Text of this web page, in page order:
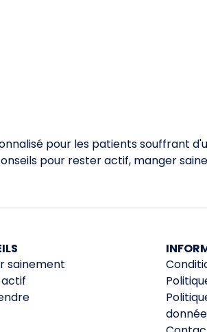
pour les patients souffrant
pour rester actif, manger
sainement